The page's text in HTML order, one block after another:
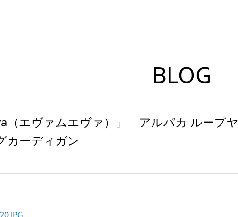
BLOG
（エヴァムエヴァ）」 アルパカ ループヤ
カーディガン